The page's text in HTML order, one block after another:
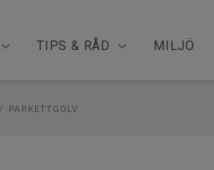
TIPS & RÅD MILJÖ
PARKETTGOLV